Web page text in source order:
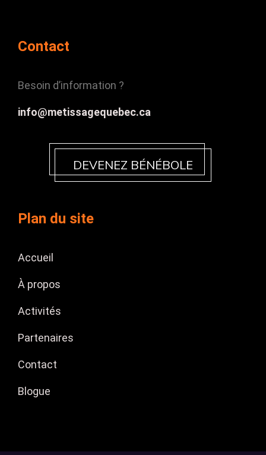
Contact
Besoin d’information ?
info@metissagequebec.ca
DEVENEZ BÉNÉBOLE
Plan du site
Accueil
À propos
Activités
Partenaires
Contact
Blogue